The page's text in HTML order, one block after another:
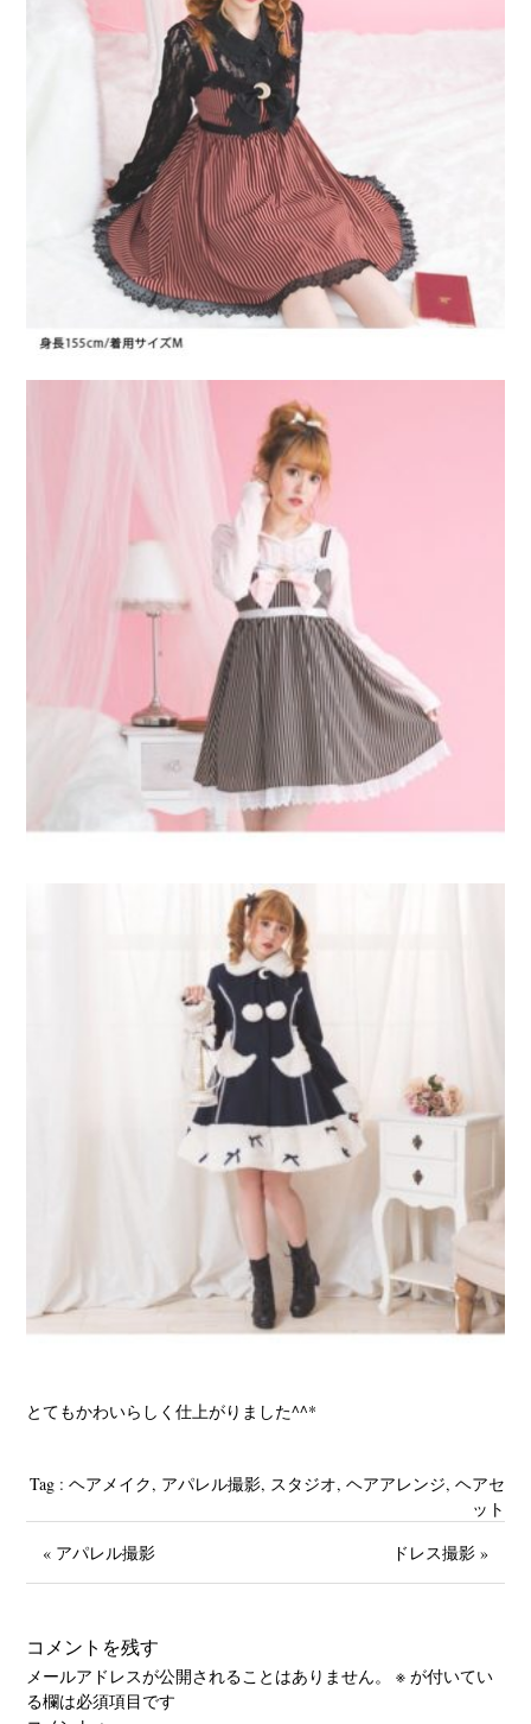
とてもかわいらしく仕上がりました^^*
Tag : ‪ヘアメイク, アパレル撮影, スタジオ‬, ヘアアレンジ, ヘアセ
ット
« アパレル撮影
ドレス撮影 »
コメントを残す
メールアドレスが公開されることはありません。 ※ が付いてい
る欄は必須項目です